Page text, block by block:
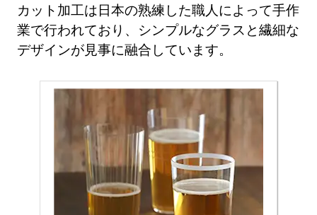
カット加工は日本の熟練した職人によって手作
業で行われており、シンプルなグラスと繊細な
デザインが見事に融合しています。